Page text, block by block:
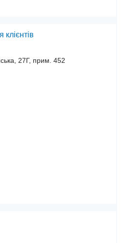
27Г, прим. 452